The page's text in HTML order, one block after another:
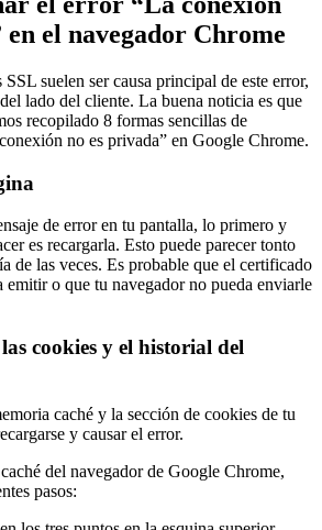
en el navegador Chrome
suelen ser causa principal de este error,
lado del cliente. La buena noticia es que
recopilado 8 formas sencillas de
no es privada” en Google Chrome.
de error en tu pantalla, lo primero y
es recargarla. Esto puede parecer tonto
de las veces. Es probable que el certificado
emitir o que tu navegador no pueda enviarle
cookies y el historial del
caché y la sección de cookies de tu
y causar el error.
del navegador de Google Chrome,
pasos: